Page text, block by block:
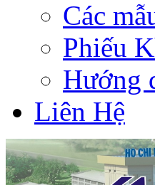
Các
Phiếu
Hướng
Liên Hệ